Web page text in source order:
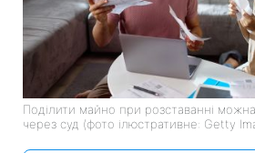
Поділити майно при розставанні
через суд (фото ілюстративне: Getty